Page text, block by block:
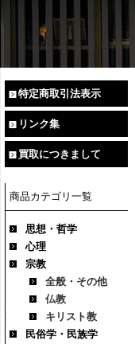
特定商取引法表示
リンク集
買取につきまして
商品カテゴリ一覧
思想・哲学
心理
宗教
全般・その他
仏教
キリスト教
民俗学・民族学